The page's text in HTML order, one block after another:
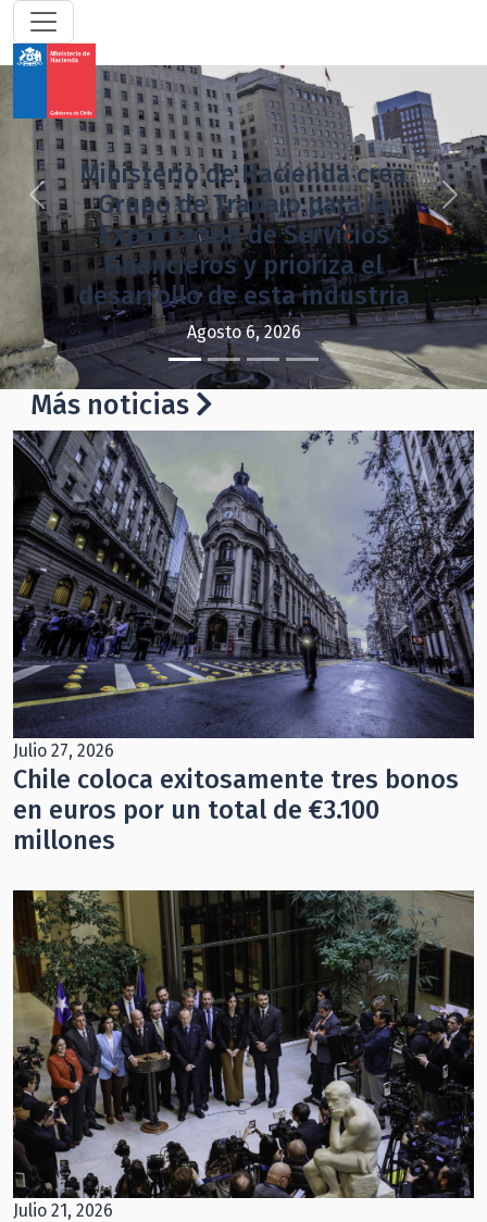
Ministerio de Hacienda crea
Grupo de Trabajo para la
Exportación de Servicios
Financieros y prioriza el
desarrollo de esta industria
Agosto 6, 2026
Previous Next
Más noticias
Julio 27, 2026
Chile coloca exitosamente tres bonos
en euros por un total de €3.100
millones
Julio 21, 2026